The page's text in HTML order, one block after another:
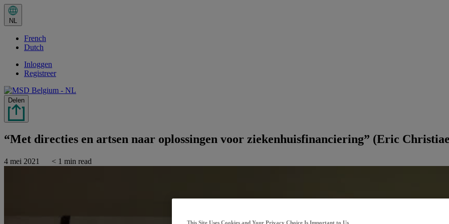
Huidige
taal:
NL.
het
NL
French
Dutch
Inloggen
Registreer
Share this
Delen
“Met directies en artsen naar oplossingen voor ziekenhuisfinanciering” (Eric
4 mei 2021 < 1 min read
This Site Uses Cookies and Your Privacy Choice Is Important to Us